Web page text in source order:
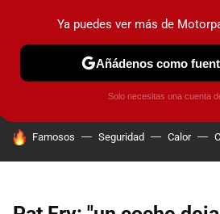
PRUEBAS COCHES ELÉCTRICOS
HOY SE HABLA DE
Famosos Seguridad Calor
Ya puedes ver más de
Añádenos como
Solo necesitas una cuenta